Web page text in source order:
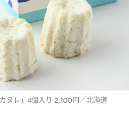
ヌレ」4個入り 2,100円／北海道